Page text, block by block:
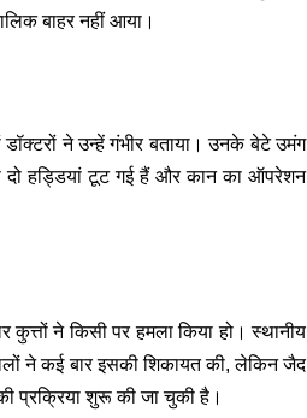
बाहर नहीं आया।
डॉक्टरों ने उन्हें गंभीर बताया। उनके बेटे उमंग
दो हड्डियां टूट गई हैं और कान का ऑपरेशन
ने किसी पर हमला किया हो। स्थानीय
ने कई बार इसकी शिकायत की, लेकिन जैद
प्रक्रिया शुरू की जा चुकी है।